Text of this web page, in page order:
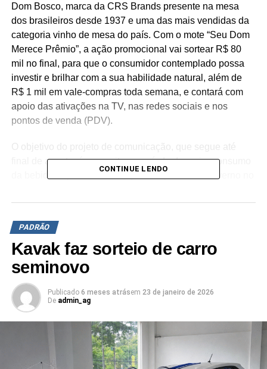
Dom Bosco, marca da CRS Brands presente na mesa
dos brasileiros desde 1937 e uma das mais vendidas da
categoria vinho de mesa do país. Com o mote “Seu Dom
Merece Prêmio”, a ação promocional vai sortear R$ 80
mil no final, para que o consumidor contemplado possa
investir e brilhar com a sua habilidade natural, além de
R$ 1 mil em vale-compras toda semana, e contará com
apoio das ativações na TV, nas redes sociais e nos
pontos de venda (PDV).
O objetivo do projeto de comunicação, que segue até
final de agosto, é aproveitar o período de maior consumo
da bebida depois do Natal, que compreende o inverno no
para “aquecer” as vendas e posicionar a marca como
estilos e gerações.
O carro-chefe do projeto de comunicação, assinado pela
agência CDR+, são as ativações nos intervalos dos
principais programas de TV aberta, nas maiores praças
do país. As ações incluem merchands e exibição de TV
filme de 30 segundos, que valoriza o dom que cada
pessoa tem e destacar a chance de ganhar um
CONTINUE LENDO
PADRÃO
Kavak faz sorteio de carro
seminovo
Publicado 6 meses atrásem 23 de janeiro de 2026
De admin_ag